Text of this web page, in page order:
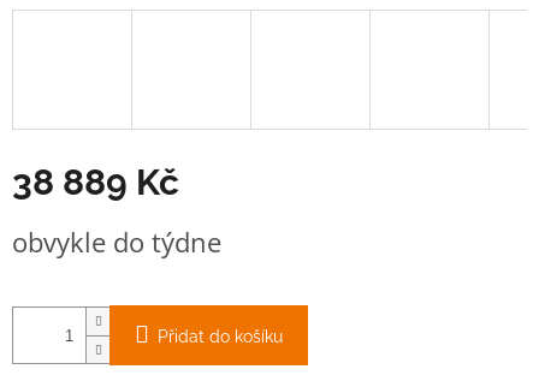
38 889 Kč
cena:
obvykle do týdne
Přidat do košíku